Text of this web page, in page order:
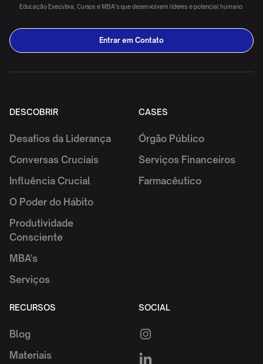
Educação Executiva, Cursos e MBA's que desenvolvem líderes e potencial humano.
Entrar em Contato
DESCOBRIR
Desafios da Liderança
Conversas Cruciais
Influência Crucial
O Poder do Hábito
Produtividade
Consciente
MBA's
Serviços
CASES
Órgão Público
Serviços Financeiros
Farmacêutico
RECURSOS
Blog
Materiais
SOCIAL